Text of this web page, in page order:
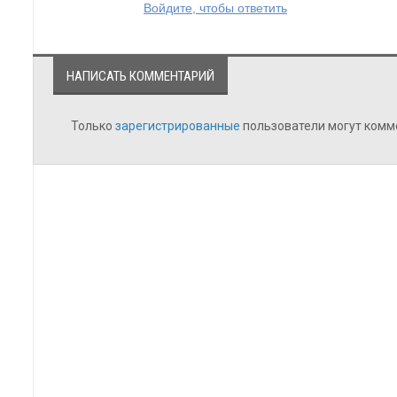
Войдите, чтобы ответить
НАПИСАТЬ КОММЕНТАРИЙ
Только зарегистрированные пользователи могут